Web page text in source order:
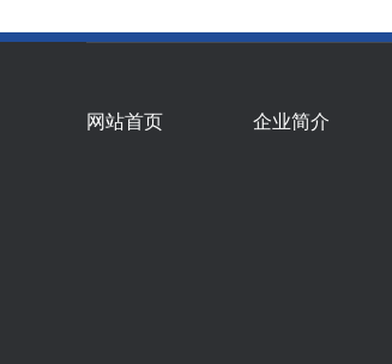
网站首页 企业简介